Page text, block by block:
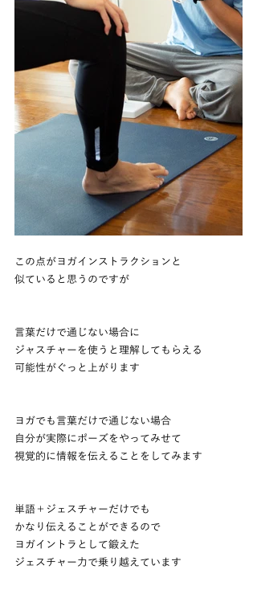
この点がヨガインストラクションと
似ていると思うのですが
言葉だけで通じない場合に
ジャスチャーを使うと理解してもらえる
可能性がぐっと上がります
ヨガでも言葉だけで通じない場合
自分が実際にポーズをやってみせて
視覚的に情報を伝えることをしてみます
単語＋ジェスチャーだけでも
かなり伝えることができるので
ヨガイントラとして鍛えた
ジェスチャー力で乗り越えています